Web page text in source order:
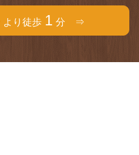
より徒歩 1 分 ⇒